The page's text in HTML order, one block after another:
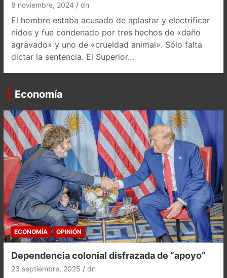
8 noviembre, 2024 dn
El hombre estaba acusado de aplastar y electrificar
nidos y fue condenado por tres hechos de «daño
agravado» y uno de «crueldad animal». Sólo falta
dictar la sentencia. El Superior…
Economía
ECONOMÍA OPINIÓN
Dependencia colonial disfrazada de “apoyo”
23 septiembre, 2025 dn